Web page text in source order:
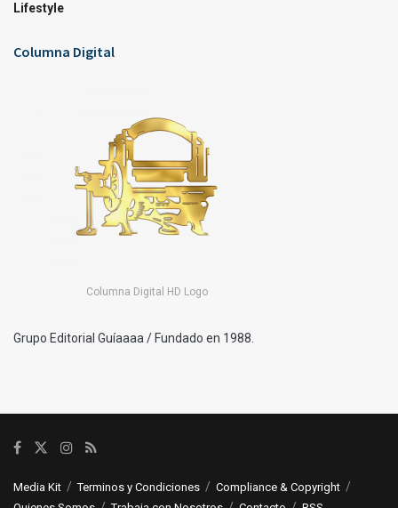
Lifestyle
Columna Digital
Columna Digital HD Logo
Grupo Editorial Guíaaaa / Fundado en 1988.
Media Kit Terminos y Condiciones
Compliance & Copyright